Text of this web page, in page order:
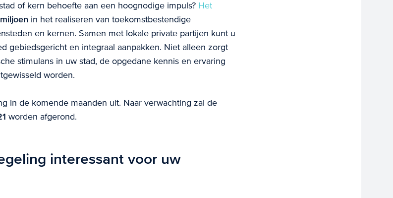
of kern behoefte aan een hoognodige impuls? Het
in het realiseren van toekomstbestendige
en kernen. Samen met lokale private partijen kunt u
gebiedsgericht en integraal aanpakken. Niet alleen zorgt
stimulans in uw stad, de opgedane kennis en ervaring
worden.
in de komende maanden uit. Naar verwachting zal de
worden afgerond.
interessant voor uw